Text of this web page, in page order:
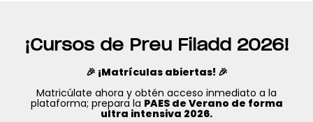
¡Cursos de Preu Filadd 2026!
🎉 ¡Matrículas abiertas! 🎉
Matricúlate ahora y obtén acceso inmediato a la
plataforma; prepara la PAES de Verano de forma
ultra intensiva 2026.